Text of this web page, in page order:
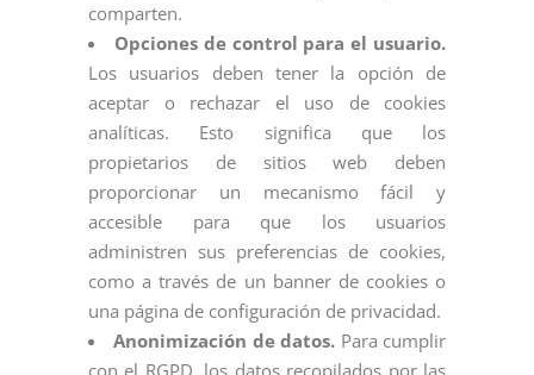
comparten.
Opciones de control para el usuario.
Los usuarios deben tener la opción de
aceptar o rechazar el uso de cookies
analíticas. Esto significa que los
propietarios de sitios web deben
proporcionar un mecanismo fácil y
accesible para que los usuarios
administren sus preferencias de cookies,
como a través de un banner de cookies o
una página de configuración de privacidad.
Anonimización de datos. Para cumplir
con el RGPD, los datos recopilados por las